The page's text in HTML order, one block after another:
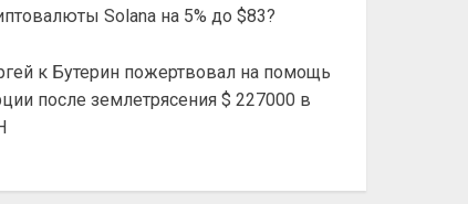
Solana на 5% до $83?
к Бутерин пожертвовал на помощь
после землетрясения $ 227000 в